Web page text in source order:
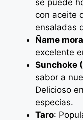
se puede
con aceite
ensaladas
Ñame
excelente
Sunchoke
sabor a
Delicioso
especias.
Taro: